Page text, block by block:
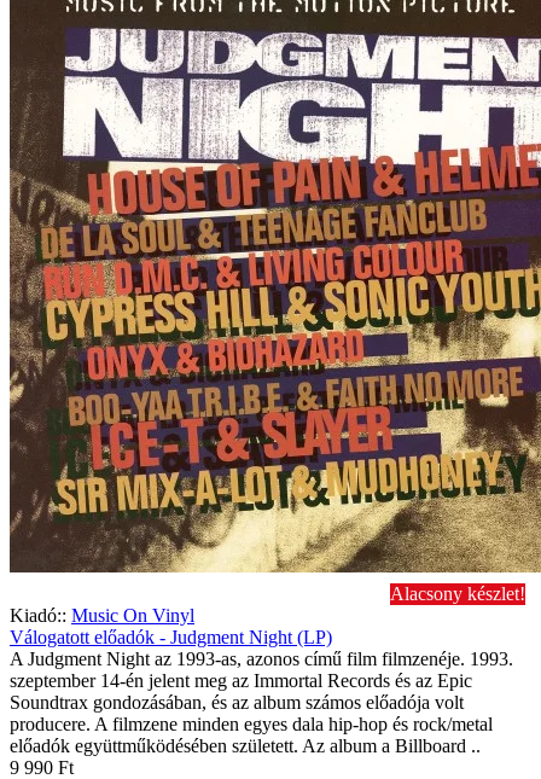
Alacsony készlet!
Kiadó:: Music On Vinyl
Válogatott előadók - Judgment Night (LP)
A Judgment Night az 1993-as, azonos című film filmzenéje. 1993.
szeptember 14-én jelent meg az Immortal Records és az Epic
Soundtrax gondozásában, és az album számos előadója volt
producere. A filmzene minden egyes dala hip-hop és rock/metal
előadók együttműködésében született. Az album a Billboard ..
9 990 Ft